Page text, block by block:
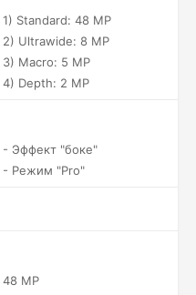
1) Standard: 48 MP
2) Ultrawide: 8 MP
3) Macro: 5 MP
4) Depth: 2 MP
- Эффект "боке"
- Режим "Pro"
48 MP